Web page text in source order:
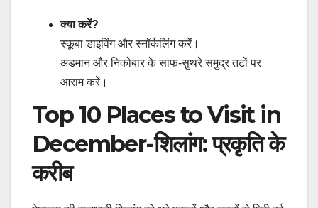
क्या करें?
स्कूबा डाइविंग और स्नॉर्कलिंग करें।
अंडमान और निकोबार के साफ-सुथरे समुद्र तटों पर
आराम करें।
Top 10 Places to Visit in
December-शिलांग: प्रकृति के
करीब